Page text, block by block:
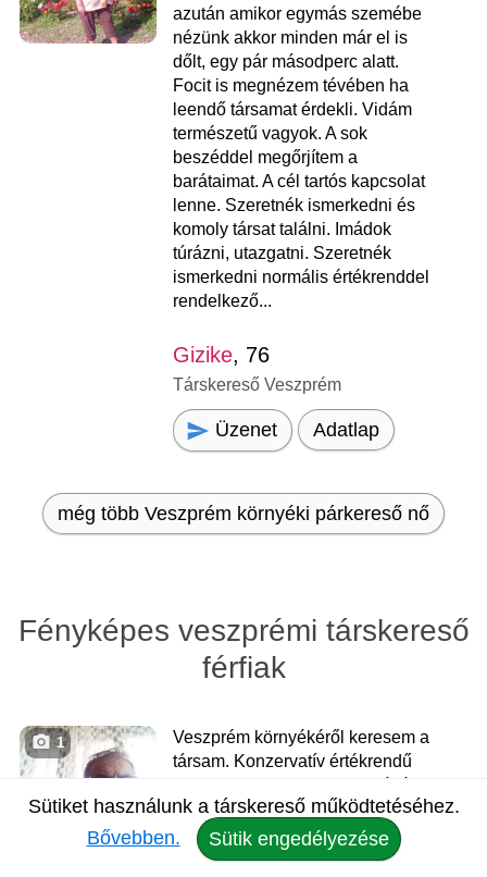
azután amikor egymás szemébe
nézünk akkor minden már el is
dőlt, egy pár másodperc alatt.
Focit is megnézem tévében ha
leendő társamat érdekli. Vidám
természetű vagyok. A sok
beszéddel megőrjítem a
barátaimat. A cél tartós kapcsolat
lenne. Szeretnék ismerkedni és
komoly társat találni. Imádok
túrázni, utazgatni. Szeretnék
ismerkedni normális értékrenddel
rendelkező...
Gizike, 76
Társkereső Veszprém
Üzenet Adatlap
még több Veszprém környéki párkereső nő
Fényképes veszprémi társkereső
férfiak
1
Veszprém környékéről keresem a
társam. Konzervatív értékrendű
vagyok. Kedves, romantikus
vagyok. A személyes találkozás
híve vagyok. Ismerkedjünk,
Sütiket használunk a társkereső működtetéséhez.
Bővebben.
Sütik engedélyezése